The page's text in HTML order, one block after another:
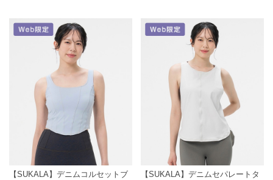
【SUKALA】デニムコルセットブ
【SUKALA】デニムセパレートタ